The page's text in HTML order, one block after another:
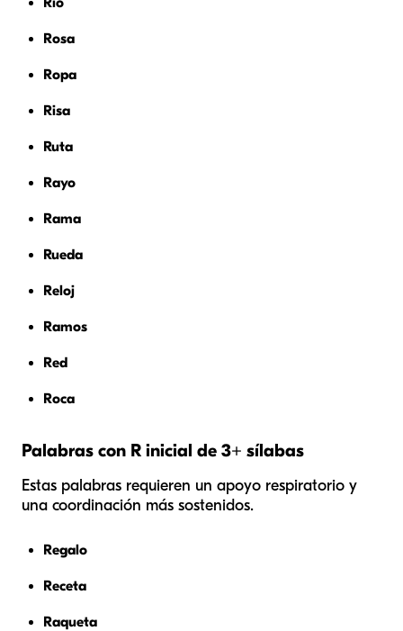
Rosa
Ropa
Risa
Ruta
Rayo
Rama
Rueda
Reloj
Ramos
Red
Roca
Palabras con R inicial de 3+ sílabas
Estas palabras requieren un apoyo respiratorio y
una coordinación más sostenidos.
Regalo
Receta
Raqueta